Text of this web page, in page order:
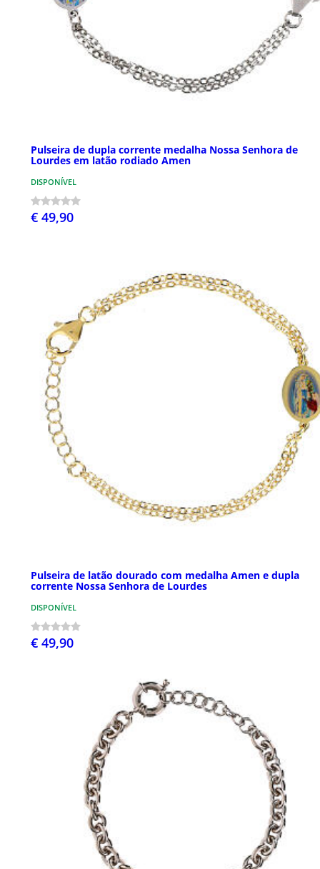
Pulseira de dupla corrente medalha Nossa Senhora de
Lourdes em latão rodiado Amen
DISPONÍVEL
€ 49,90
Pulseira de latão dourado com medalha Amen e dupla
corrente Nossa Senhora de Lourdes
DISPONÍVEL
€ 49,90